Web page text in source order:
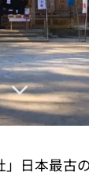
」日本最古